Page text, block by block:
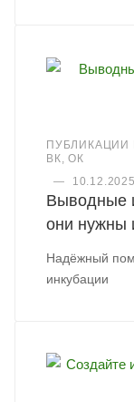
ПУБЛИКАЦИИ
ВК, ОК
—
10.12.2025
Выводные
они нужны
Надёжный
инкубации